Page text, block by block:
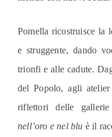
Pomella ricostruisce la
e struggente, dando
trionfi e alle cadute.
del Popolo, agli
riflettori delle
nell’oro e nel blu è il